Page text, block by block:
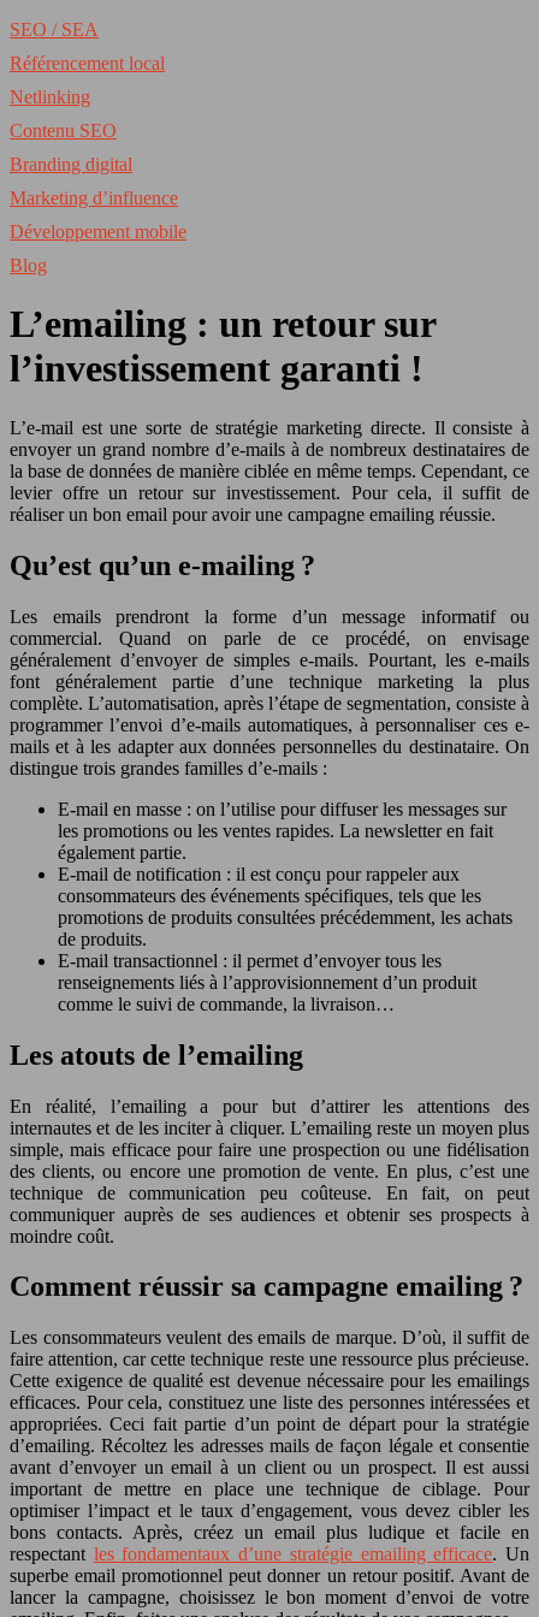
SEO / SEA
Référencement local
Netlinking
Contenu SEO
Branding digital
Marketing d’influence
Développement mobile
Blog
L’emailing : un retour sur
l’investissement garanti !
L’e-mail est une sorte de stratégie marketing directe. Il consiste à
envoyer un grand nombre d’e-mails à de nombreux destinataires de
la base de données de manière ciblée en même temps. Cependant, ce
levier offre un retour sur investissement. Pour cela, il suffit de
réaliser un bon email pour avoir une campagne emailing réussie.
Qu’est qu’un e-mailing ?
Les emails prendront la forme d’un message informatif ou
commercial. Quand on parle de ce procédé, on envisage
généralement d’envoyer de simples e-mails. Pourtant, les e-mails
font généralement partie d’une technique marketing la plus
complète. L’automatisation, après l’étape de segmentation, consiste à
programmer l’envoi d’e-mails automatiques, à personnaliser ces e-
mails et à les adapter aux données personnelles du destinataire. On
distingue trois grandes familles d’e-mails :
E-mail en masse : on l’utilise pour diffuser les messages sur
les promotions ou les ventes rapides. La newsletter en fait
également partie.
E-mail de notification : il est conçu pour rappeler aux
consommateurs des événements spécifiques, tels que les
promotions de produits consultées précédemment, les achats
de produits.
E-mail transactionnel : il permet d’envoyer tous les
renseignements liés à l’approvisionnement d’un produit
comme le suivi de commande, la livraison…
Les atouts de l’emailing
En réalité, l’emailing a pour but d’attirer les attentions des
internautes et de les inciter à cliquer. L’emailing reste un moyen plus
simple, mais efficace pour faire une prospection ou une fidélisation
des clients, ou encore une promotion de vente. En plus, c’est une
technique de communication peu coûteuse. En fait, on peut
communiquer auprès de ses audiences et obtenir ses prospects à
moindre coût.
Comment réussir sa campagne emailing ?
Les consommateurs veulent des emails de marque. D’où, il suffit de
faire attention, car cette technique reste une ressource plus précieuse.
Cette exigence de qualité est devenue nécessaire pour les emailings
efficaces. Pour cela, constituez une liste des personnes intéressées et
appropriées. Ceci fait partie d’un point de départ pour la stratégie
d’emailing. Récoltez les adresses mails de façon légale et consentie
avant d’envoyer un email à un client ou un prospect. Il est aussi
important de mettre en place une technique de ciblage. Pour
optimiser l’impact et le taux d’engagement, vous devez cibler les
bons contacts. Après, créez un email plus ludique et facile en
respectant les fondamentaux d’une stratégie emailing efficace. Un
superbe email promotionnel peut donner un retour positif. Avant de
lancer la campagne, choisissez le bon moment d’envoi de votre